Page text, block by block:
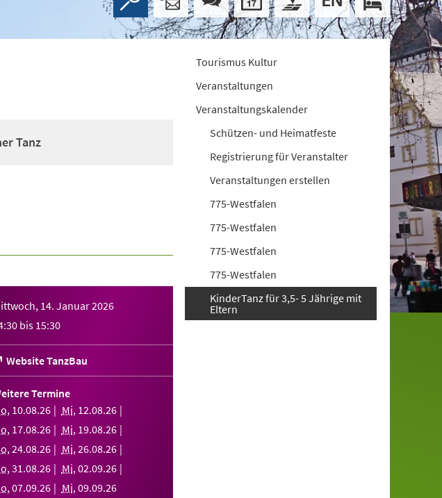
Tanz
14. Januar 2026
bis 15:30
Website TanzBau
Termine
, 10.08.26 Mi, 12.08.26
, 17.08.26 Mi, 19.08.26
,24.08.26 Mi,26.08.26
,31.08.26 Mi,02.09.26
,07.09.26 Mi,09.09.26
Tourismus Kultur
Veranstaltungen
Veranstaltungskalender
Schützen- und Heimatfeste
Registrierung für Veranstalter
Veranstaltungen erstellen
775-Westfalen
775-Westfalen
775-Westfalen
775-Westfalen
KinderTanz für 3,5- 5 Jährige mit
Eltern